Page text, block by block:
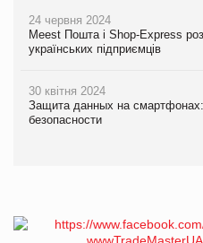
24 червня 2024
Meest Пошта і Shop-Express
українських підприємців
30 квітня 2024
Защита данных на
безопасности